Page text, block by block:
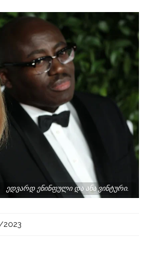
ედვარდ ენინფული და ანა ვინტური.